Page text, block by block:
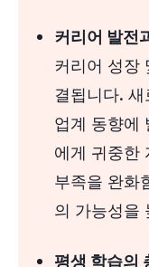
커리어 성장애
커리어 발전
커리어 성장
결됩니다.
업계 동향에
에게 귀중한
부족을 완화
의 가능성을
평생 학습의